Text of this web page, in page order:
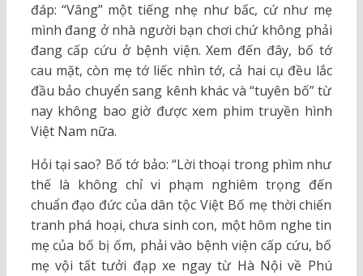
đáp: “Vâng” một tiếng nhẹ như bấc, cứ như mẹ
mình đang ở nhà người bạn chơi chứ không phải
đang cấp cứu ở bệnh viện. Xem đến đây, bố tớ
cau mặt, còn mẹ tớ liếc nhìn tớ, cả hai cụ đều lắc
đầu bảo chuyển sang kênh khác và “tuyên bố” từ
nay không bao giờ được xem phim truyền hình
Việt Nam nữa.
Hỏi tại sao? Bố tớ bảo: “Lời thoại trong phìm như
thế là không chỉ vi phạm nghiêm trọng đến
chuẩn đạo đức của dân tộc Việt Bố mẹ thời chiến
tranh phá hoại, chưa sinh con, một hôm nghe tin
mẹ của bố bị ốm, phải vào bệnh viện cấp cứu, bố
mẹ vội tất tưởi đạp xe ngay từ Hà Nội về Phú